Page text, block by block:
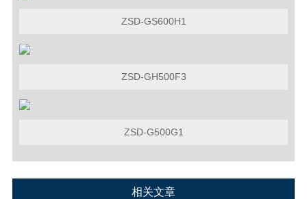
ZSD-GS600H1
ZSD-GH500F3
ZSD-G500G1
相关文章